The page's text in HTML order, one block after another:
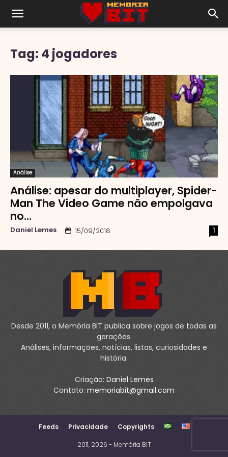
Tag: 4 jogadores
Análise
Análise: apesar do multiplayer, Spider-
Man The Video Game não empolgava
no...
Daniel Lemes 15/09/2018 1
Desde 2011, o Memória BIT publica sobre jogos de todas as
gerações.
Análises, informações, notícias, listas, curiosidades e
história.
Criação: Daniel Lemes
Contato: memoriabit@gmail.com
Feeds Privacidade Copyrights
2011, 2026 - Memória BIT